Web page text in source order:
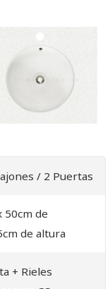
/ 2 Puertas
50cm de
de altura
+ Rieles